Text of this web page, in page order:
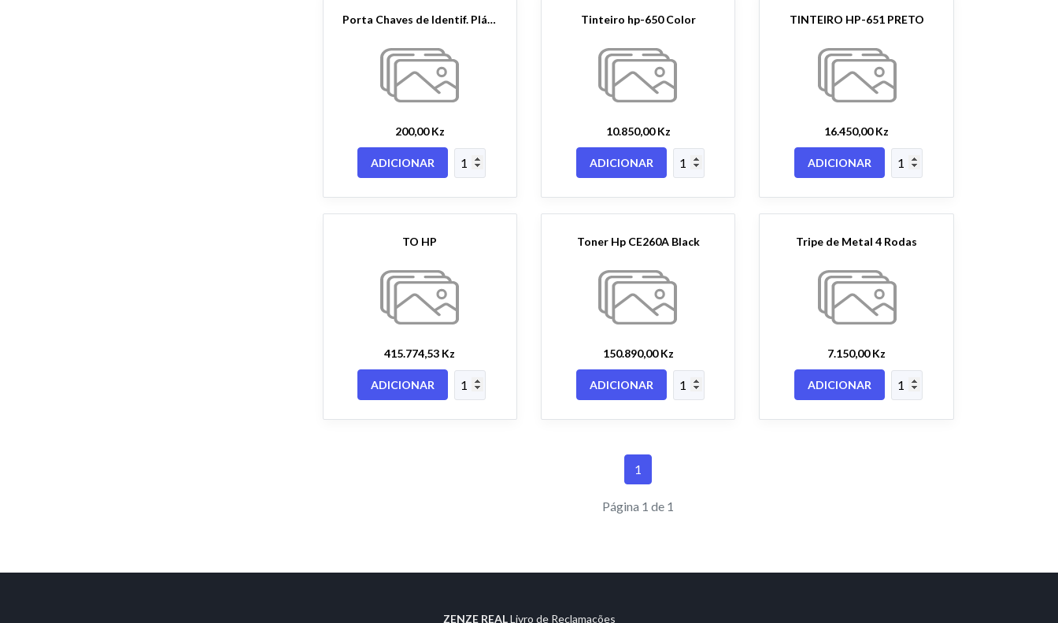
Porta Chaves de Identif. Plástic
200,00 Kz
ADICIONAR
Tinteiro hp-650 Color
10.850,00 Kz
ADICIONAR
TINTEIRO HP-651 PRETO
16.450,00 Kz
ADICIONAR
TO HP
415.774,53 Kz
ADICIONAR
Toner Hp CE260A Black
150.890,00 Kz
ADICIONAR
Tripe de Metal 4 Rodas
7.150,00 Kz
ADICIONAR
1
Página 1 de 1
ZENZE REAL Livro de Reclamações